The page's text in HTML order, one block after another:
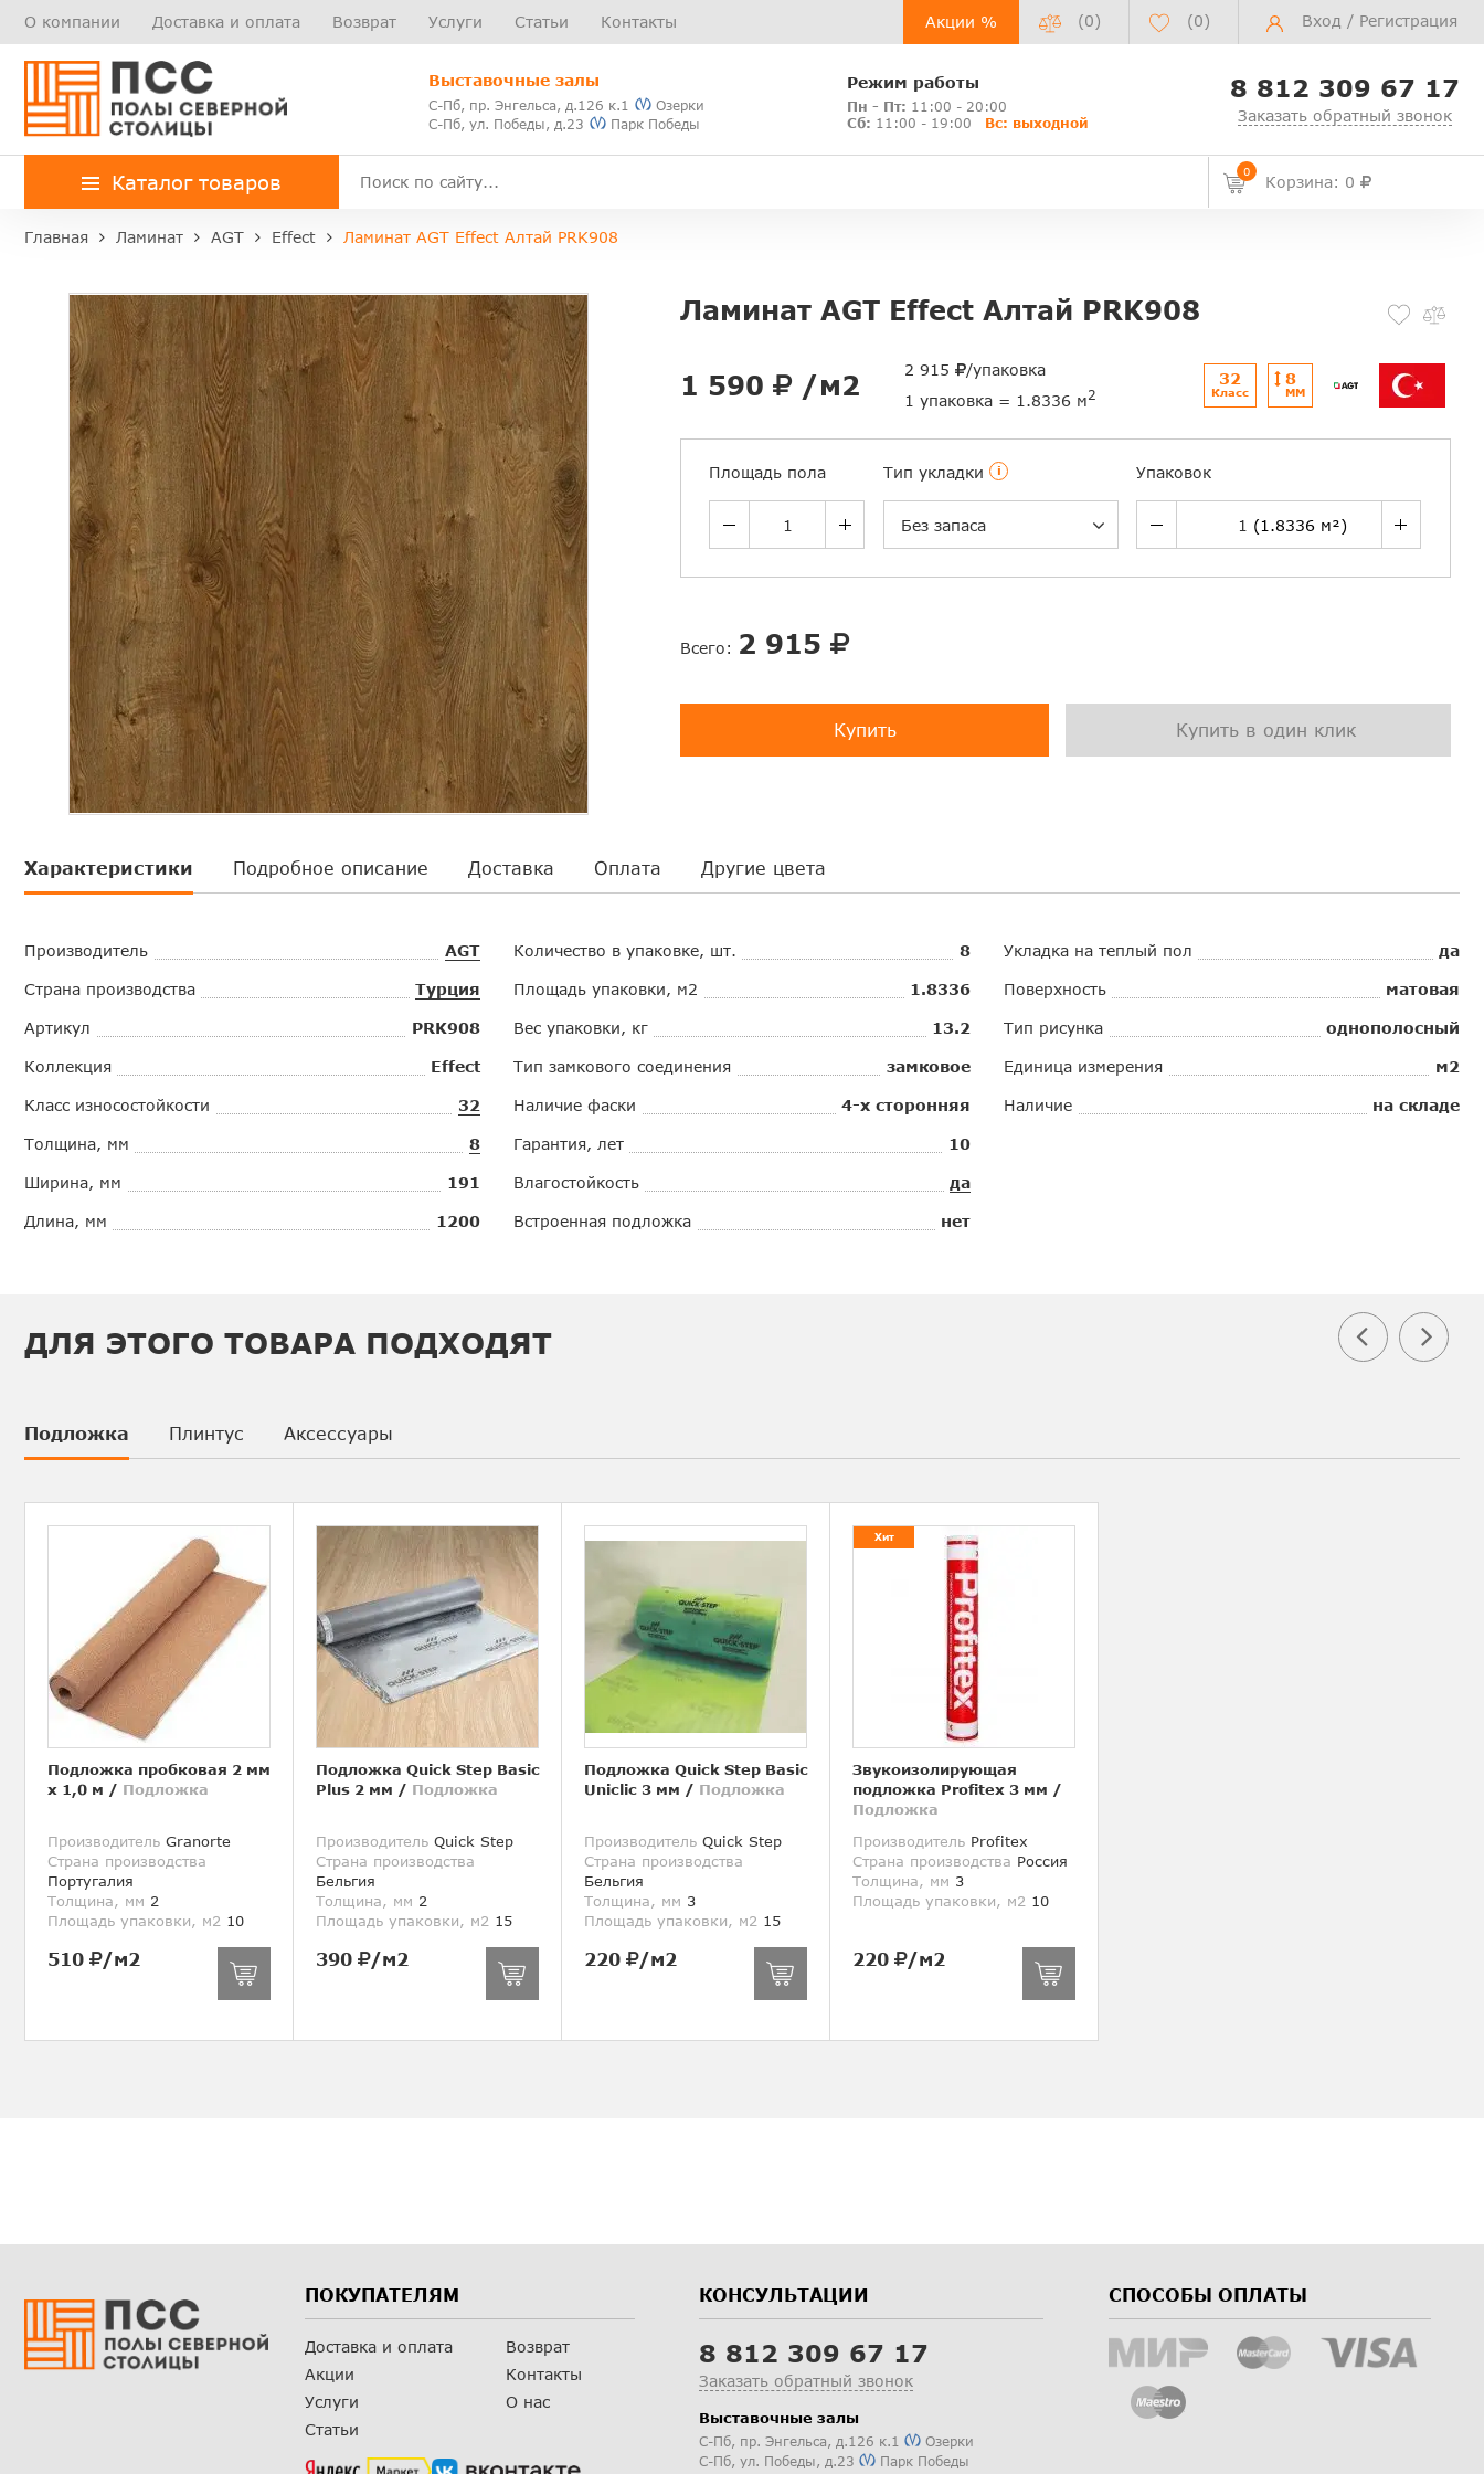
О компании Доставка и оплата Возврат Услуги Статьи Контакты Акции % (0) (0) Вход / Регистрация
Выставочные залы
С-Пб, пр. Энгельса, д.126 к.1
Озерки
С-Пб, ул. Победы, д.23
Парк Победы
Режим работы
Пн - Пт: 11:00 - 20:00
Сб: 11:00 - 19:00 Вс: выходной
8 812 309 67 17
Заказать обратный звонок
Каталог товаров 0
Корзина: 0
Главная Ламинат AGT Effect Ламинат AGT Effect Алтай PRK908
Ламинат AGT Effect Алтай PRK908
1 590 /м2 2 915
/упаковка
1 упаковка = 1.8336 м2
32
Класс
8
ММ
Площадь пола Тип укладки i
Без запаса
Упаковок
Всего: 2 915
Купить Купить в один клик
Характеристики Подробное описание Доставка Оплата Другие цвета
Производитель AGT
Страна производства Турция
Артикул PRK908
Коллекция Effect
Класс износостойкости 32
Толщина, мм 8
Ширина, мм 191
Длина, мм 1200
Количество в упаковке, шт. 8
Площадь упаковки, м2 1.8336
Вес упаковки, кг 13.2
Тип замкового соединения замковое
Наличие фаски 4-х сторонняя
Гарантия, лет 10
Влагостойкость да
Встроенная подложка нет
Укладка на теплый пол да
Поверхность матовая
Тип рисунка однополосный
Единица измерения м2
Наличие на складе
ДЛЯ ЭТОГО ТОВАРА ПОДХОДЯТ
Подложка Плинтус Аксессуары
Подложка пробковая 2 мм
х 1,0 м / Подложка
Производитель Granorte
Страна производства
Португалия
Толщина, мм 2
Площадь упаковки, м2 10
510 /м2
Подложка Quick Step Basic
Plus 2 мм / Подложка
Производитель Quick Step
Страна производства
Бельгия
Толщина, мм 2
Площадь упаковки, м2 15
390 /м2
Подложка Quick Step Basic
Uniclic 3 мм / Подложка
Производитель Quick Step
Страна производства
Бельгия
Толщина, мм 3
Площадь упаковки, м2 15
220 /м2
Хит
Звукоизолирующая
подложка Profitex 3 мм /
Подложка
Производитель Profitex
Страна производства Россия
Толщина, мм 3
Площадь упаковки, м2 10
220 /м2
ПОКУПАТЕЛЯМ
Доставка и оплата
Акции
Услуги
Статьи
Возврат
Контакты
О нас
КОНСУЛЬТАЦИИ
8 812 309 67 17
Заказать обратный звонок
Выставочные залы
С-Пб, пр. Энгельса, д.126 к.1
Озерки
С-Пб, ул. Победы, д.23 Парк Победы
СПОСОБЫ ОПЛАТЫ